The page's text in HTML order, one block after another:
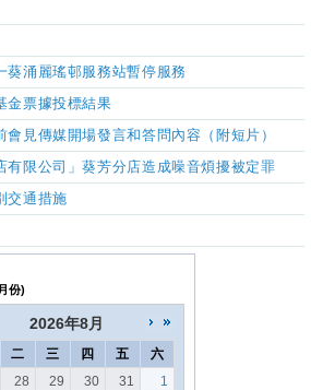
葵涌麗瑤邨服務站暫停服務
金票據投標結果
見傳媒開場發言和答問內容（附短片）
有限公司」葵芳分店造成噪音煩擾被定罪
交通措施
份)
2026年8月
二 三 四 五
六
28 29 30 31
1